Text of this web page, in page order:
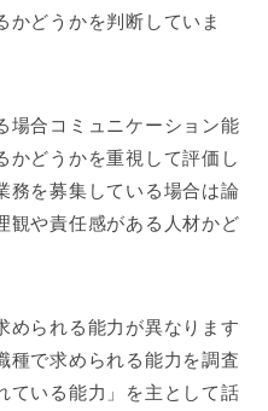
かどうかを判断していま
場合コミュニケーション能
かどうかを重視して評価し
務を募集している場合は論
観や責任感がある人材かど
められる能力が異なります
種で求められる能力を調査
ている能力」を主として話